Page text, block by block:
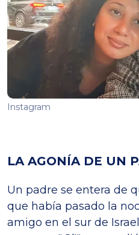
Instagram
LA AGONÍA DE UN
Un padre se entera de
que había pasado la
amigo en el sur de